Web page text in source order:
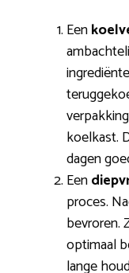
Een
koelkast.
dagen
Een
proces.
bevroren.
optimaal
lange